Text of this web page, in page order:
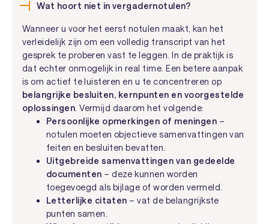
Wat hoort niet in vergadernotulen?
Wanneer u voor het eerst notulen maakt, kan het
verleidelijk zijn om een volledig transcript van het
gesprek te proberen vast te leggen. In de praktijk is
dat echter onmogelijk in real time. Een betere aanpak
is om actief te luisteren en u te concentreren op
belangrijke besluiten, kernpunten en voorgestelde
oplossingen. Vermijd daarom het volgende:
Persoonlijke opmerkingen of meningen –
notulen moeten objectieve samenvattingen van
feiten en besluiten bevatten.
Uitgebreide samenvattingen van gedeelde
documenten – deze kunnen worden
toegevoegd als bijlage of worden vermeld.
Letterlijke citaten – vat de belangrijkste
punten samen.